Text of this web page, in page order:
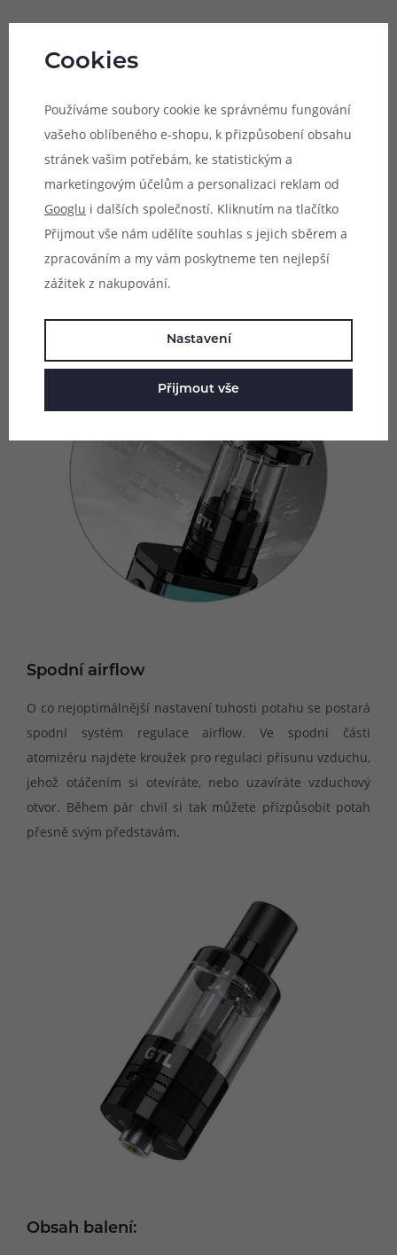
Cartridge, která je nasazena na samotnou 510 kovovou
základnu atomizéru pomocí magnetických úchytů,
disponuje základním objemem 3 ml. V případě nutnosti
doplnění pak postačí jednoduše vysunout vrchní uzávěr
do strany a začít plnit. Celý proces plnění zabere jen
okamžik a následně se budete moci opět uchýlit k
vapování.
Spodní airflow
O co nejoptimálnější nastavení tuhosti potahu se postará
spodní systém regulace airflow. Ve spodní části
atomizéru najdete kroužek pro regulaci přísunu vzduchu,
jehož otáčením si otevíráte, nebo uzavíráte vzduchový
otvor. Během pár chvil si tak můžete přizpůsobit potah
přesně svým představám.
Obsah balení:
Cookies
Používáme soubory cookie ke správnému fungování
vašeho oblíbeného e-shopu, k přizpůsobení obsahu
stránek vašim potřebám, ke statistickým a
marketingovým účelům a personalizaci reklam od
Googlu i dalších společností. Kliknutím na tlačítko
Přijmout vše nám udělíte souhlas s jejich sběrem a
zpracováním a my vám poskytneme ten nejlepší
zážitek z nakupování.
Nastavení
Přijmout vše